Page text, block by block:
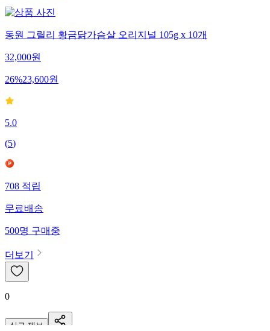
동원 그릴리 황금닭가슴살 오리지널 105g x 10개
32,000원
26%23,600원
5.0
(5)
708적립
무료배송
500명구매중
더보기
0